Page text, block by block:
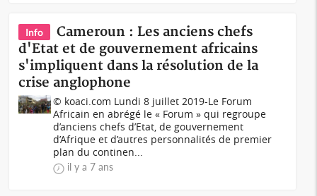
Info
Cameroun : Les anciens chefs
d'Etat et de gouvernement africains
s'impliquent dans la résolution de la
crise anglophone
© koaci.com Lundi 8 juillet 2019-Le Forum
Africain en abrégé le « Forum » qui regroupe
d’anciens chefs d’Etat, de gouvernement
d’Afrique et d’autres personnalités de premier
plan du continen...
il y a 7 ans